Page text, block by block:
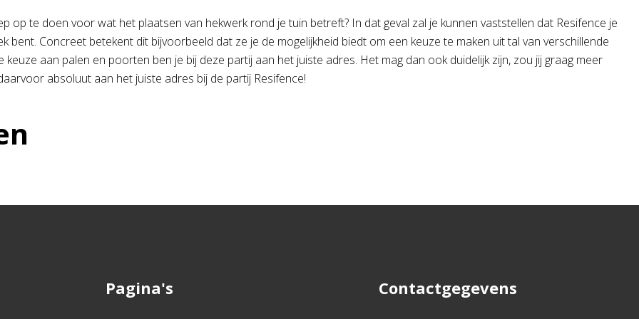
op te doen voor wat het plaatsen van hekwerk rond je tuin betreft? In dat geval zal je kunnen vaststellen dat Resifence je
Concreet betekent dit bijvoorbeeld dat ze je de mogelijkheid biedt om een keuze te maken uit tal van verschillende
aan palen en poorten ben je bij deze partij aan het juiste adres. Het mag dan ook duidelijk zijn, zou jij graag meer
absoluut aan het juiste adres bij de partij Resifence!
Pagina's Contactgegevens